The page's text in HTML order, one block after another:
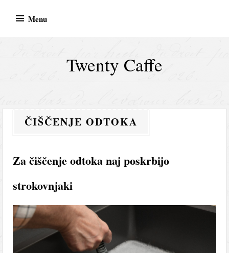
Menu
Twenty Caffe
ČIŠČENJE ODTOKA
Za čiščenje odtoka naj poskrbijo
strokovnjaki